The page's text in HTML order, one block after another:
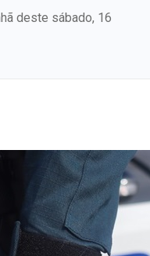
deste sábado, 16